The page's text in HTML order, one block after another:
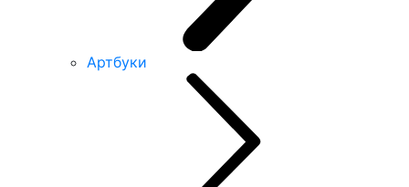
Артбуки